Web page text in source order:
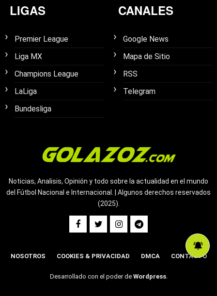
LIGAS
Premier League
Liga MX
Champions League
LaLiga
Bundesliga
CANALES
Google News
Mapa de Sitio
RSS
Telegram
Noticias, Analisis, Opinión y todo sobre la actualidad en el mundo
del Fútbol Nacional e Internacional. | Algunos derechos reservados
(2025).
NOSOTROS COOKIES & PRIVACIDAD DMCA CONTACTO
Desarrollado con el poder de Wordpress.